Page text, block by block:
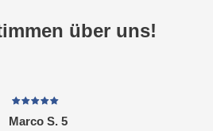
über uns!
Marco S. 5